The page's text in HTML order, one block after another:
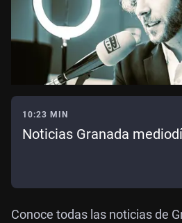
10:23 MIN
Noticias Granada
Conoce todas las noticias de